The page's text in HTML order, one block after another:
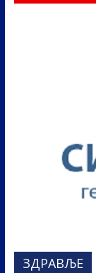
ЗДРАВЉЕ